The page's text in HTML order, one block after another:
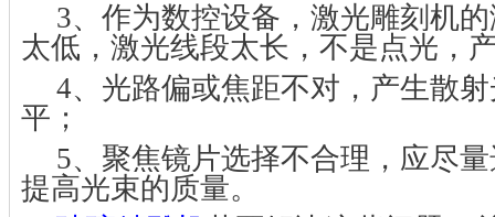
3、作为数控设备，激光雕刻机
太低，激光线段太长，不是点光，
4、光路偏或焦距不对，产生散
平；
5、聚焦镜片选择不合理，应尽
提高光束的质量。